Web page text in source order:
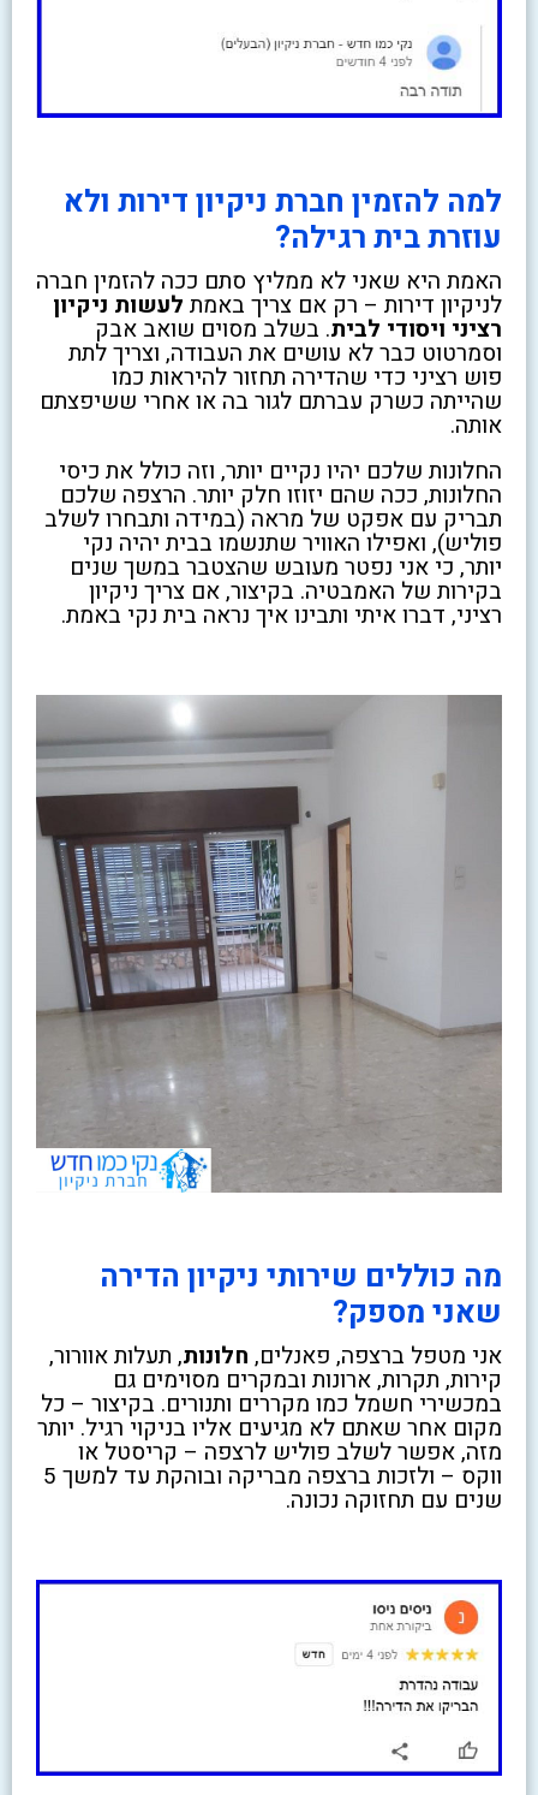
למה להזמין חברת ניקיון דירות ולא
עוזרת בית רגילה?
האמת היא שאני לא ממליץ סתם ככה להזמין חברה
לניקיון דירות – רק אם צריך באמת לעשות ניקיון
רציני ויסודי לבית. בשלב מסוים שואב אבק
וסמרטוט כבר לא עושים את העבודה, וצריך לתת
פוש רציני כדי שהדירה תחזור להיראות כמו
שהייתה כשרק עברתם לגור בה או אחרי ששיפצתם
אותה.
החלונות שלכם יהיו נקיים יותר, וזה כולל את כיסי
החלונות, ככה שהם יזוזו חלק יותר. הרצפה שלכם
תבריק עם אפקט של מראה (במידה ותבחרו לשלב
פוליש), ואפילו האוויר שתנשמו בבית יהיה נקי
יותר, כי אני נפטר מעובש שהצטבר במשך שנים
בקירות של האמבטיה. בקיצור, אם צריך ניקיון
רציני, דברו איתי ותבינו איך נראה בית נקי באמת.
מה כוללים שירותי ניקיון הדירה
שאני מספק?
אני מטפל ברצפה, פאנלים, חלונות, תעלות אוורור,
קירות, תקרות, ארונות ובמקרים מסוימים גם
במכשירי חשמל כמו מקררים ותנורים. בקיצור – כל
מקום אחר שאתם לא מגיעים אליו בניקוי רגיל. יותר
מזה, אפשר לשלב פוליש לרצפה – קריסטל או
ווקס – ולזכות ברצפה מבריקה ובוהקת עד למשך 5
שנים עם תחזוקה נכונה.